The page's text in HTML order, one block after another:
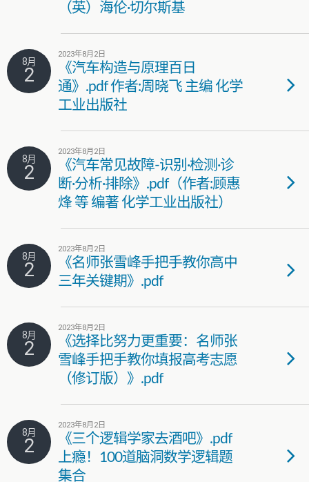
（英）海伦·切尔斯基
8月
2
2023年8月2日
《汽车构造与原理百日
通》.pdf 作者:周晓飞 主编 化学
工业出版社
8月
2
2023年8月2日
《汽车常见故障-识别·检测·诊
断·分析·排除》.pdf（作者:顾惠
烽 等 编著 化学工业出版社）
8月
2
2023年8月2日
《名师张雪峰手把手教你高中
三年关键期》.pdf
8月
2
2023年8月2日
《选择比努力更重要：名师张
雪峰手把手教你填报高考志愿
（修订版）》.pdf
8月
2
2023年8月2日
《三个逻辑学家去酒吧》.pdf
上瘾！100道脑洞数学逻辑题
集合